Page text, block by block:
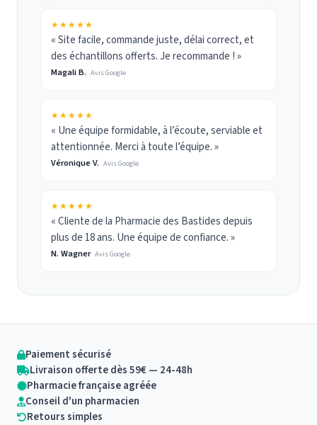
★★★★★
« Site facile, commande juste, délai correct, et
des échantillons offerts. Je recommande ! »
Magali B. Avis Google
★★★★★
« Une équipe formidable, à l’écoute, serviable et
attentionnée. Merci à toute l’équipe. »
Véronique V. Avis Google
★★★★★
« Cliente de la Pharmacie des Bastides depuis
plus de 18 ans. Une équipe de confiance. »
N. Wagner Avis Google
Paiement sécurisé
Livraison offerte dès 59€ — 24-48h
Pharmacie française agréée
Conseil d'un pharmacien
Retours simples